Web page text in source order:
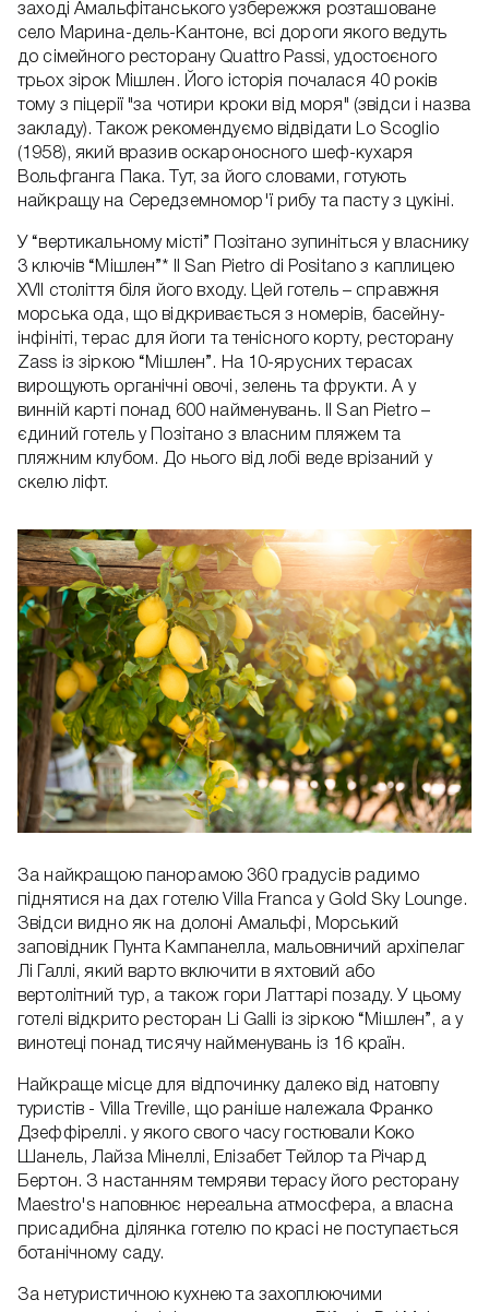
заході Амальфітанського узбережжя розташоване
село Марина-дель-Кантоне, всі дороги якого ведуть
до сімейного ресторану Quattro Passi, удостоєного
трьох зірок Мішлен. Його історія почалася 40 років
тому з піцерії "за чотири кроки від моря" (звідси і назва
закладу). Також рекомендуємо відвідати Lo Scoglio
(1958), який вразив оскароносного шеф-кухаря
Вольфганга Пака. Тут, за його словами, готують
найкращу на Середземномор'ї рибу та пасту з цукіні.
У “вертикальному місті” Позітано зупиніться у власнику
3 ключів “Мішлен”* Il San Pietro di Positano з каплицею
XVII століття біля його входу. Цей готель – справжня
морська ода, що відкривається з номерів, басейну-
інфініті, терас для йоги та тенісного корту, ресторану
Zass із зіркою “Мішлен”. На 10-ярусних терасах
вирощують органічні овочі, зелень та фрукти. А у
винній карті понад 600 найменувань. Il San Pietro –
єдиний готель у Позітано з власним пляжем та
пляжним клубом. До нього від лобі веде врізаний у
скелю ліфт.
За найкращою панорамою 360 градусів радимо
піднятися на дах готелю Villa Franca у Gold Sky Lounge.
Звідси видно як на долоні Амальфі, Морський
заповідник Пунта Кампанелла, мальовничий архіпелаг
Лі Галлі, який варто включити в яхтовий або
вертолітний тур, а також гори Латтарі позаду. У цьому
готелі відкрито ресторан Li Galli із зіркою “Мішлен”, а у
винотеці понад тисячу найменувань із 16 країн.
Найкраще місце для відпочинку далеко від натовпу
туристів - Villa Treville, що раніше належала Франко
Дзеффіреллі. у якого свого часу гостювали Коко
Шанель, Лайза Мінеллі, Елізабет Тейлор та Річард
Бертон. З настанням темряви терасу його ресторану
Maestro's наповнює нереальна атмосфера, а власна
присадибна ділянка готелю по красі не поступається
ботанічному саду.
За нетуристичною кухнею та захоплюючими